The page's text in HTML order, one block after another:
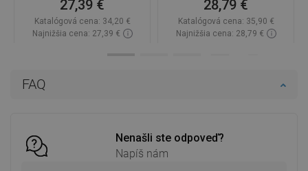
FAQ
Nenašli ste odpoveď?
Napíš nám
27,39 €
Katalógová cena: 34,20 €
Najnižšia cena: 27,39 €
28,79 €
Katalógová cena: 35,90 €
Najnižšia cena: 28,79 €